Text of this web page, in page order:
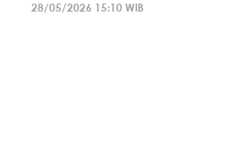
28/05/2026 15:10 WIB